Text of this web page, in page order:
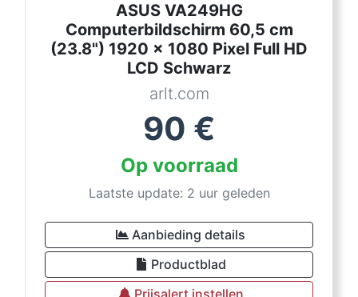
ASUS VA249HG
Computerbildschirm 60,5 cm
(23.8") 1920 x 1080 Pixel Full HD
LCD Schwarz
arlt.com
90 €
Op voorraad
Laatste update: 2 uur geleden
Aanbieding details
Productblad
Prijsalert instellen